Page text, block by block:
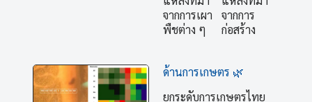
จากการเผา
พืชต่าง ๆ
จากการ
ก่อสร้าง
ด้านการเกษตร 🌿
ยกระดับการเกษตรไทย